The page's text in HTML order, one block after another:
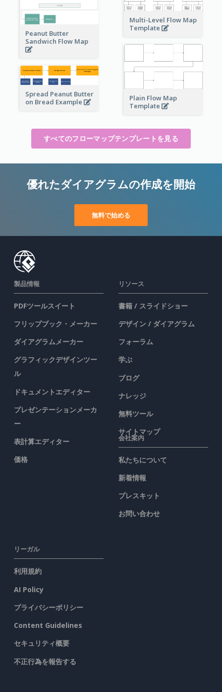
Peanut Butter
Sandwich Flow Map
Multi-Level Flow Map
Template
Plain Flow Map
Template
Spread Peanut Butter
on Bread Example
すべてのフローマップテンプレートを見る
優れたダイアグラムの作成を開始
無料で始める
製品情報
PDFツールスイート
フリップブック・メーカー
ダイアグラムメーカー
グラフィックデザインツー
ル
ドキュメントエディター
プレゼンテーションメーカ
ー
表計算エディター
価格
リソース
書籍 / スライドショー
デザイン / ダイアグラム
フォーラム
学ぶ
ブログ
ナレッジ
無料ツール
サイトマップ
会社案内
私たちについて
新着情報
プレスキット
お問い合わせ
リーガル
利用規約
AI Policy
プライバシーポリシー
Content Guidelines
セキュリティ概要
不正行為を報告する